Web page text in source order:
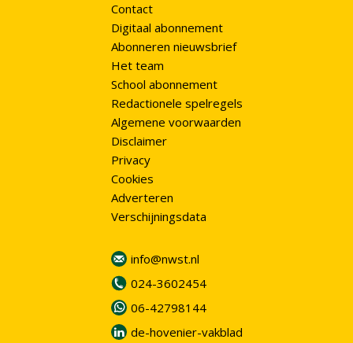
Contact
Digitaal abonnement
Abonneren nieuwsbrief
Het team
School abonnement
Redactionele spelregels
Algemene voorwaarden
Disclaimer
Privacy
Cookies
Adverteren
Verschijningsdata
info@nwst.nl
024-3602454
06-42798144
de-hovenier-vakblad